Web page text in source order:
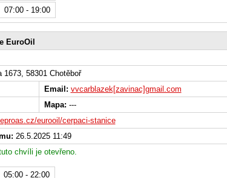
07:00 - 19:00
EuroOil
1673, 58301 Chotěboř
Email: vvcarblazek[zavinac]gmail.com
Mapa: ---
eurooil/cerpaci-stanice
26.5.2025 11:49
chvíli je otevřeno.
05:00 - 22:00